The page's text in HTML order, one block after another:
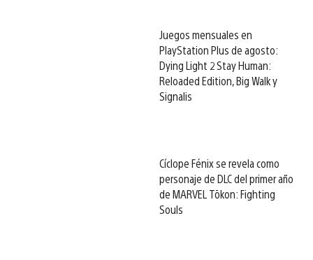
Juegos mensuales en
PlayStation Plus de agosto:
Dying Light 2 Stay Human:
Reloaded Edition, Big Walk y
Signalis
Cíclope Fénix se revela como
personaje de DLC del primer año
de MARVEL Tōkon: Fighting
Souls